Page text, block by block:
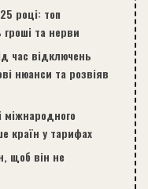
році: топ
та нерви
час відключень
нюанси та розвіяв
країн у тарифах
щоб він не